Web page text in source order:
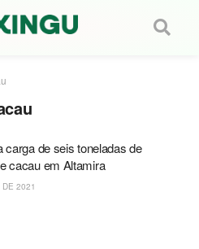
carga de seis toneladas de
cacau em Altamira
DE 2021